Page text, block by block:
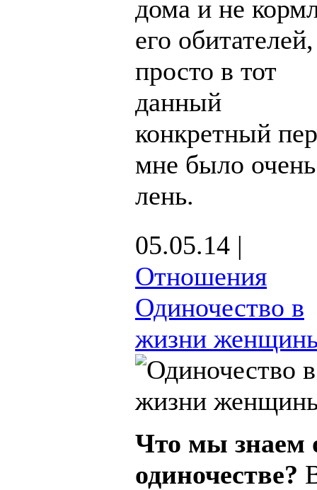
дома и не
его обитателей,
просто в тот
данный
конкретный
мне было очень
лень.
05.05.14 |
Отношения
Одиночество в
жизни
Что мы знаем
одиночестве?